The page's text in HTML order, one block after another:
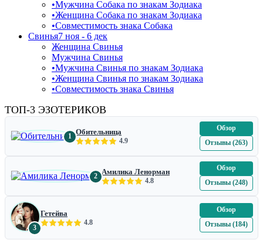
•Мужчина Собака по знакам Зодиака
•Женщина Собака по знакам Зодиака
•Совместимость знака Собака
Свинья7 ноя - 6 дек
Женщина Свинья
Мужчина Свинья
•Мужчина Свинья по знакам Зодиака
•Женщина Свинья по знакам Зодиака
•Совместимость знака Свинья
ТОП-3 ЭЗОТЕРИКОВ
1 Обительница
4.9
Обзор
Отзывы (263)
2 Амилика Ленорман
4.8
Обзор
Отзывы (248)
3
Гетейва
4.8
Обзор
Отзывы (184)